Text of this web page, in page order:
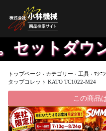
トダウン
トップページ › カテゴリー › 工具 › ﾏｼﾆ
タップコレット KATO TC1022-M24
この商品